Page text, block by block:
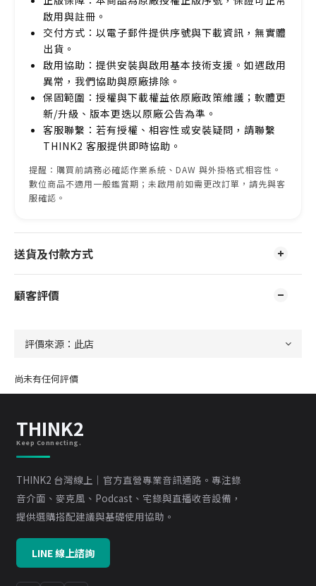
啟用與註冊。
交付方式：以電子郵件提供序號與下載資訊，無實體
出貨。
啟用協助：提供安裝與啟用基本技術支援。如遇啟用
異常，我們協助與原廠排除。
保固範圍：授權與下載權益依原廠政策維護；軟體更
新/升級、版本更迭以原廠公告為準。
客服聯繫：若有授權、相容性或安裝疑問，請聯繫
THINK2 客服提供即時協助。
提醒：購買前請務必確認作業系統、DAW 與外掛格式相容性。
數位商品不適用一般鑑賞期；未啟用前如需更改訂單，請先與客
服確認。
送貨及付款方式
顧客評價
尚未有任何評價
THINK2
Keep Connecting.
THINK2 台灣線上｜官方直營專業音訊通路。專注錄
音介面、麥克風、Podcast、宅錄與直播收音設備，
提供選購搭配建議與基礎使用協助。
LINE 線上諮詢